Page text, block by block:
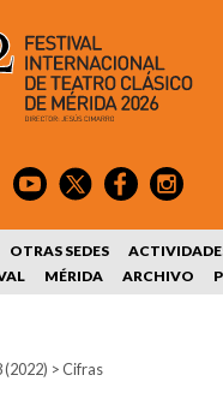
OTRAS SEDES
MÉRIDA ARCHIVO
(2022) >Cifras